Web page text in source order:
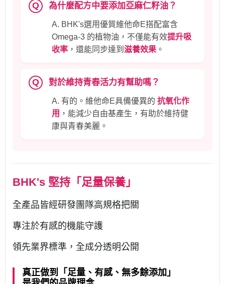
Q 為什麼配方中要添加亞麻仁籽油？
A. BHK's選用優質維他命E搭配富含
Omega-3 的植物油，不僅能有效提升吸
收率 ，還能同步達到 滋養效果 。
Q 對於維持青春活力有幫助嗎？
A. 有的。維他命E具備優異的 抗氧化作
用 ，能減少自由基產生，有助於維持健
康與青春美麗。
BHK's 堅持「足量保養」
全產品皆經研發團隊高規格把關
專注於有感的機能守護
領先業界標準，全成分透明公開
真正做到「足量、有感、無多餘添加」